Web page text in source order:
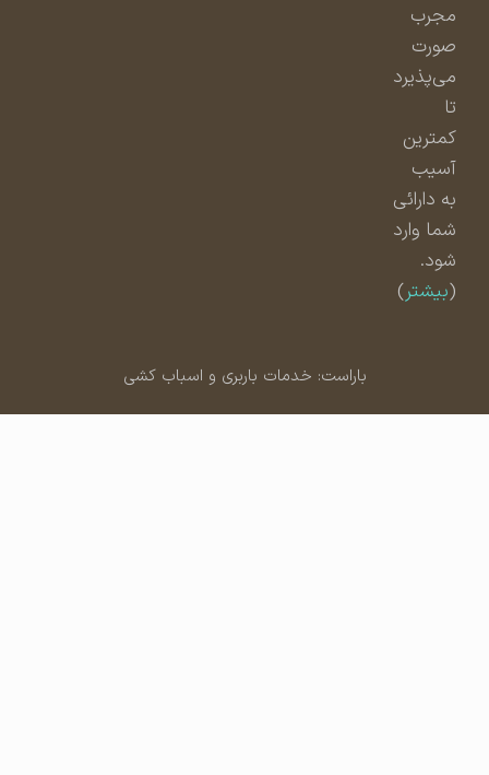
مجرب
صورت
می‌پذیرد
کمترین
آسیب
به دارائی
شما وارد
شود.
بیشتر)
باراست: خدمات باربری و اسباب کشی